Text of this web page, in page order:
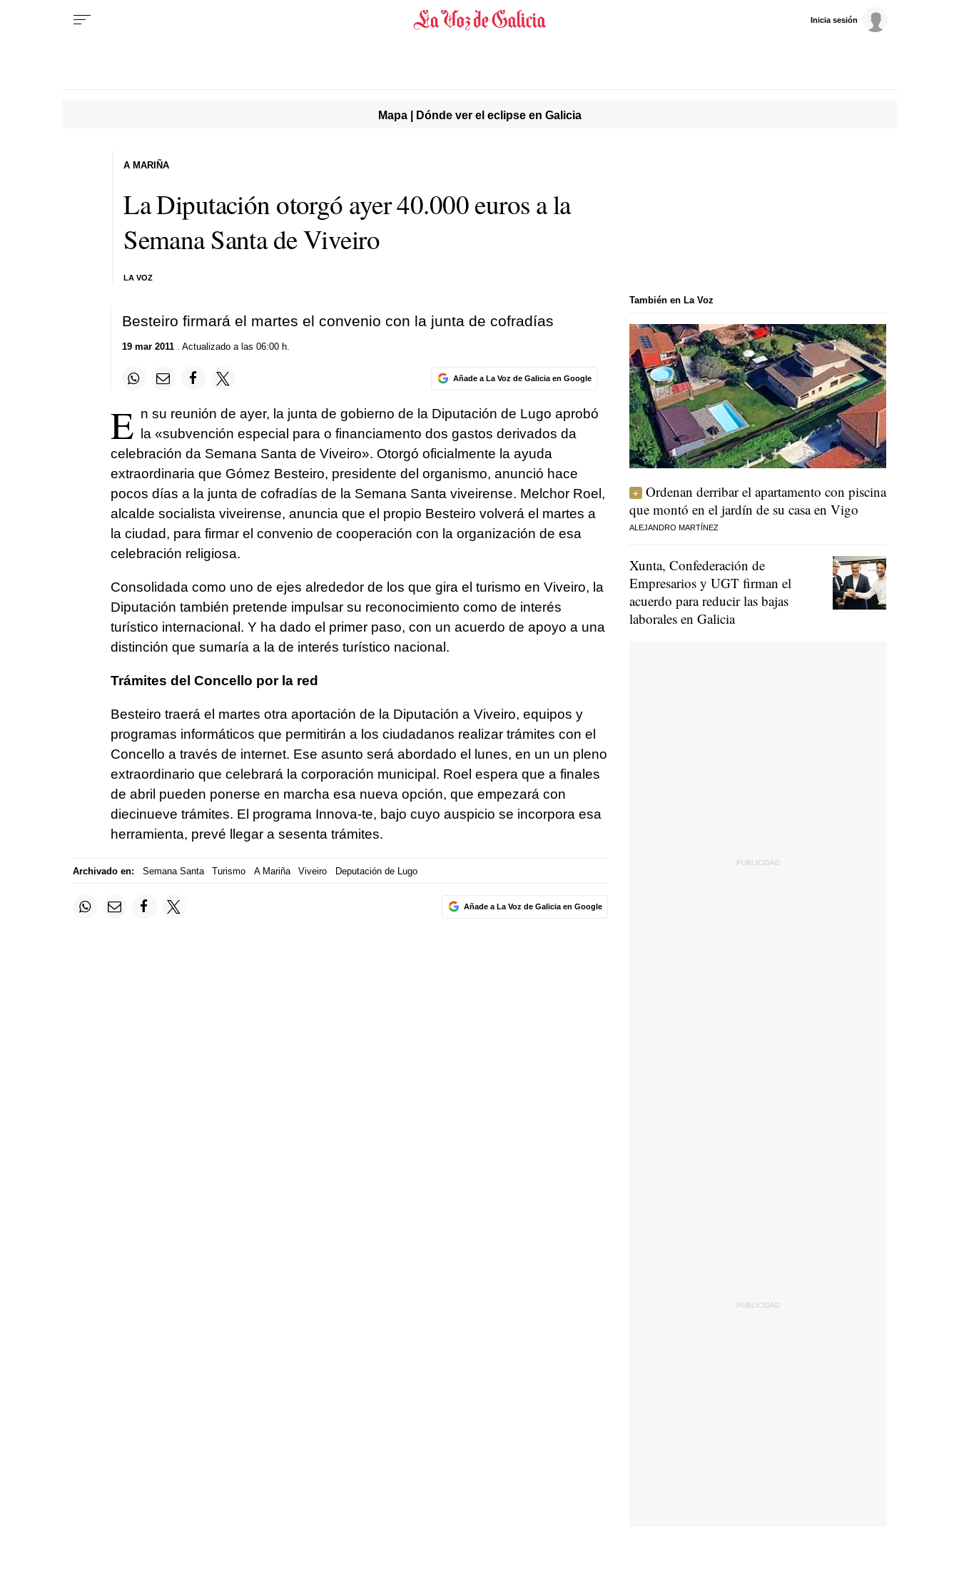
Inicia sesión
Mapa | Dónde ver el eclipse en Galicia
La Diputación otorgó ayer 40.000 euros a la
Semana Santa de Viveiro
LA VOZ
A MARIÑA
Besteiro firmará el martes el convenio con la junta de cofradías
19 mar 2011. Actualizado a las 06:00 h.
Añade a La Voz de Galicia en Google
E n su reunión de ayer, la junta de gobierno de la Diputación de Lugo aprobó
la «subvención especial para o financiamento dos gastos derivados da
celebración da Semana Santa de Viveiro». Otorgó oficialmente la ayuda
extraordinaria que Gómez Besteiro, presidente del organismo, anunció hace
pocos días a la junta de cofradías de la Semana Santa viveirense. Melchor Roel,
alcalde socialista viveirense, anuncia que el propio Besteiro volverá el martes a
la ciudad, para firmar el convenio de cooperación con la organización de esa
celebración religiosa.
Consolidada como uno de ejes alrededor de los que gira el turismo en Viveiro, la
Diputación también pretende impulsar su reconocimiento como de interés
turístico internacional. Y ha dado el primer paso, con un acuerdo de apoyo a una
distinción que sumaría a la de interés turístico nacional.
Trámites del Concello por la red
Besteiro traerá el martes otra aportación de la Diputación a Viveiro, equipos y
programas informáticos que permitirán a los ciudadanos realizar trámites con el
Concello a través de internet. Ese asunto será abordado el lunes, en un un pleno
extraordinario que celebrará la corporación municipal. Roel espera que a finales
de abril pueden ponerse en marcha esa nueva opción, que empezará con
diecinueve trámites. El programa Innova-te, bajo cuyo auspicio se incorpora esa
herramienta, prevé llegar a sesenta trámites.
Archivado en: Semana Santa Turismo A Mariña Viveiro Deputación de Lugo
Añade a La Voz de Galicia en Google
También en La Voz
Ordenan derribar el apartamento con piscina
que montó en el jardín de su casa en Vigo
ALEJANDRO MARTÍNEZ
Xunta, Confederación de
Empresarios y UGT firman el
acuerdo para reducir las bajas
laborales en Galicia